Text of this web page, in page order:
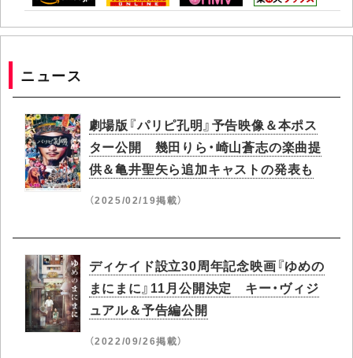
ニュース
劇場版『パリピ孔明』予告映像＆本ポス
ター公開 幾田りら・崎山蒼志の楽曲提
供＆亀井聖矢ら追加キャストの発表も
（2025/02/19掲載）
ディケイド設立30周年記念映画『ゆめの
まにまに』11月公開決定 キー・ヴィジ
ュアル＆予告編公開
（2022/09/26掲載）